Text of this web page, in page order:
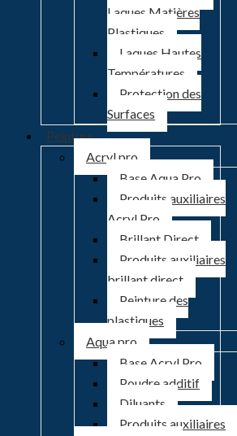
Laques Matières
Plastiques
Laques Hautes
Températures
Protection des
Surfaces
Peinture
Acryl pro
Base Aqua Pro
Produits auxiliaires
Acryl Pro
Brillant Direct
Produits auxiliaires
brillant direct
Peinture des
plastiques
Aqua pro
Base Acryl Pro
Poudre additif
Diluants
Produits auxiliaires